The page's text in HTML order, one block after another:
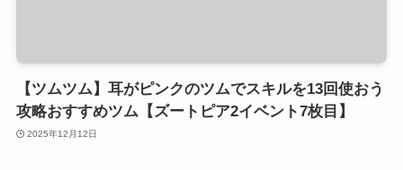
【ツムツム】耳がピンクのツムでスキルを13回使おう
攻略おすすめツム【ズートピア2イベント7枚目】
2025年12月12日